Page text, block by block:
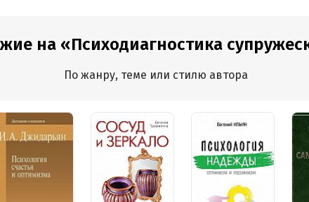
на «Психодиагностика
По жанру, теме или стилю автора